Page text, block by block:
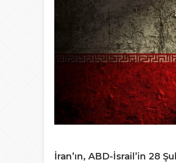
İran’ın, ABD-İsrail’in 28